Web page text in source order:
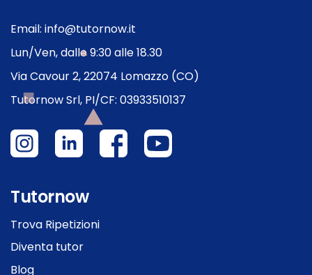
Email: info@tutornow.it
Lun/Ven, dalle 9:30 alle 18.30
Via Cavour 2, 22074 Lomazzo (CO)
Tutornow Srl, PI/CF: 03933510137
Tutornow
Trova Ripetizioni
Diventa tutor
Blog